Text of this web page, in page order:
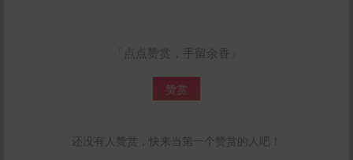
「点点赞赏，手留余香」
赞赏
还没有人赞赏，快来当第一个赞赏的人吧！